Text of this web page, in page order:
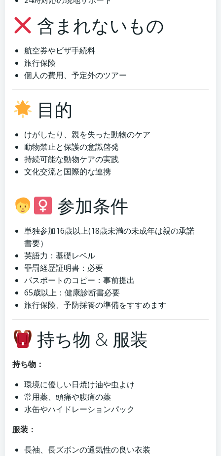
含まれないもの
航空券やビザ手続料
旅行保険
個人の費用、予定外のツアー
目的
けがしたり、親を失った動物のケア
動物禁止と保護の意識啓発
持続可能な動物ケアの実践
文化交流と国際的な連携
参加条件
単独参加16歳以上(18歳未満の未成年は親の承諾
書要）
英語力：基礎レベル
罪罰経歴証明書：必要
パスポートのコピー：事前提出
65歳以上：健康診断書必要
旅行保険、予防採篒の準備をすすめます
持ち物 & 服装
持ち物：
環境に優しい日焼け油や虫よけ
常用薬、頭痛や腹痛の薬
水缶やハイドレーションパック
服装：
長袖、長ズボンの通気性の良い衣装